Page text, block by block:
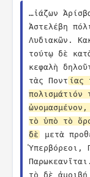
…ἰάζων
Ἀστελέβη
Λυδιακῶν.
τούτῳ δὲ
κεφαλὴ
τὰς Ποντ ίας
πολισμάτιόν
τὸ ὑπὸ τὸ
δὲ
μετὰ
Ὑπερβόρεοι,
τὸ δὲ